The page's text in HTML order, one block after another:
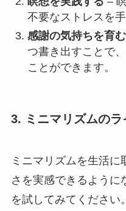
不要なストレスを
感謝の気持ちを育む
つ書き出すことで
ことができます。
3. ミニマリズムの
ミニマリズムを生活
さを実感できるように
を試してみてください。